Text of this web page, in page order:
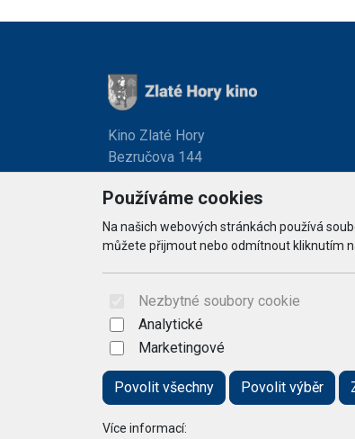
Používáme cookies
Na našich webových stránkách používá
můžete přijmout nebo odmítnout kliknutím
Nezbytné soubory cookie
Analytické
Marketingové
Povolit všechny Povolit výběr
Více informací:
Kino Zlaté Hory
Bezručova 144